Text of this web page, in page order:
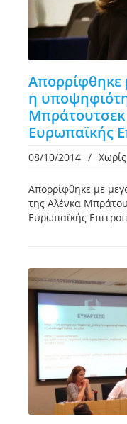
Απορρίφθηκε
η
Μπράτουτσεκ
Ευρωπαϊκής
08/10/2014 /
Απορρίφθηκε με
της Αλένκα
Ευρωπαϊκής